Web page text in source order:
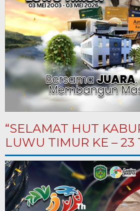
“SELAMAT HUT
LUWU TIMUR KE – 23